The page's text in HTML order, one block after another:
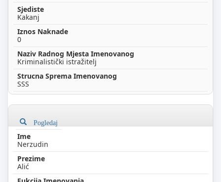
Kakanj
0
Kriminalistički istražitelj
SSS
Pogledaj
Nerzudin
Alić